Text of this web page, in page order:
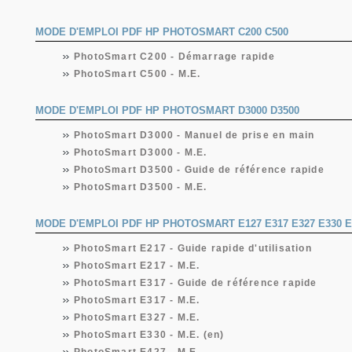
MODE D'EMPLOI PDF HP PHOTOSMART C200 C500
PhotoSmart C200 - Démarrage rapide
PhotoSmart C500 - M.E.
MODE D'EMPLOI PDF HP PHOTOSMART D3000 D3500
PhotoSmart D3000 - Manuel de prise en main
PhotoSmart D3000 - M.E.
PhotoSmart D3500 - Guide de référence rapide
PhotoSmart D3500 - M.E.
MODE D'EMPLOI PDF HP PHOTOSMART E127 E317 E327 E330
PhotoSmart E217 - Guide rapide d'utilisation
PhotoSmart E217 - M.E.
PhotoSmart E317 - Guide de référence rapide
PhotoSmart E317 - M.E.
PhotoSmart E327 - M.E.
PhotoSmart E330 - M.E. (en)